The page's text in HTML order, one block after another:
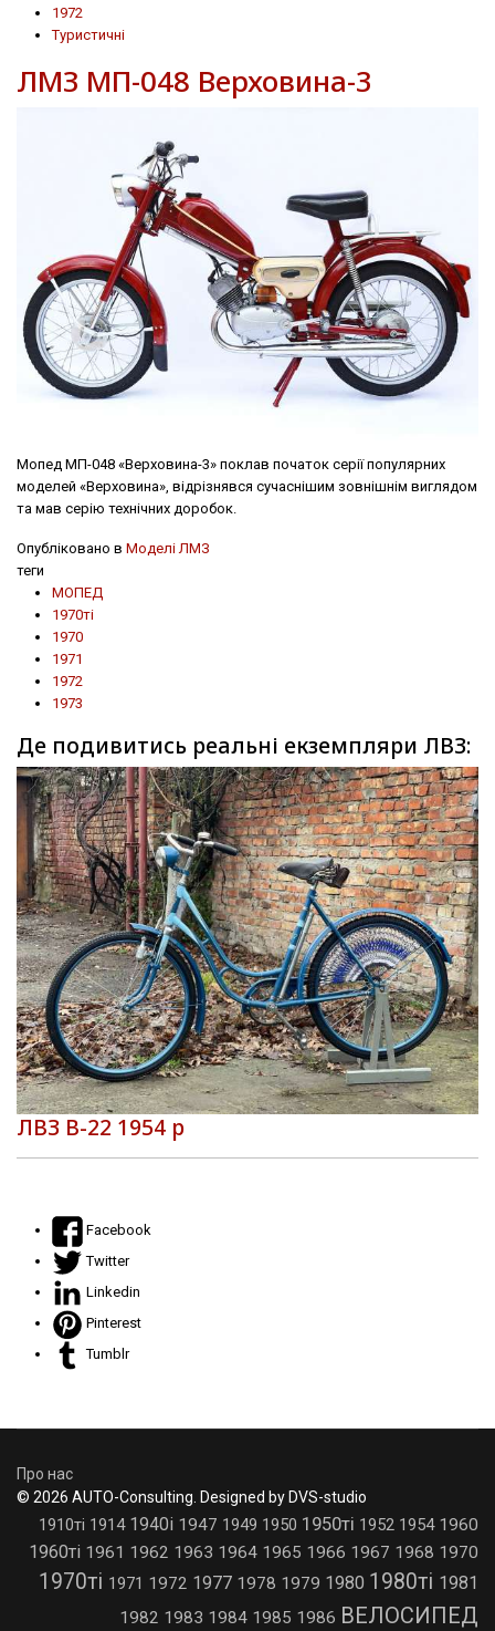
1972
Туристичні
ЛМЗ МП-048 Верховина-3
Мопед МП-048 «Верховина-3» поклав початок серії популярних
моделей «Верховина», відрізнявся сучаснішим зовнішнім виглядом
та мав серію технічних доробок.
Опубліковано в Моделі ЛМЗ
теги
МОПЕД
1970ті
1970
1971
1972
1973
Де подивитись реальні екземпляри ЛВЗ:
ЛВЗ В-22 1954 р
Facebook
Twitter
Linkedin
Pinterest
Tumblr
Про нас
© 2026 AUTO-Consulting. Designed by DVS-studio
1910ті 1914 1940і 1947 1949 1950 1950ті 1952 1954 1960
1960ті 1961 1962 1963 1964 1965 1966 1967 1968 1970
1970ті 1971 1972 1977 1978 1979 1980 1980ті 1981
1982 1983 1984 1985 1986 ВЕЛОСИПЕД